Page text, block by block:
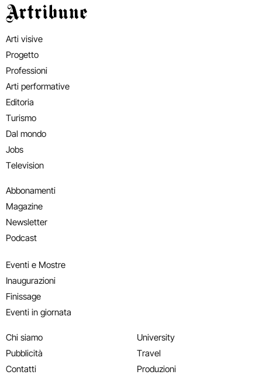
Artribune
Arti visive
Progetto
Professioni
Arti performative
Editoria
Turismo
Dal mondo
Jobs
Television
Abbonamenti
Magazine
Newsletter
Podcast
Eventi e Mostre
Inaugurazioni
Finissage
Eventi in giornata
Chi siamo
Pubblicità
Contatti
University
Travel
Produzioni